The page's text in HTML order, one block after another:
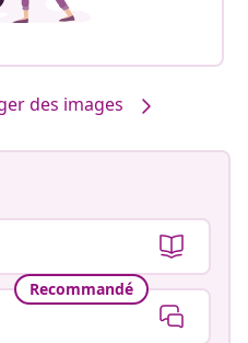
des images
Recommandé